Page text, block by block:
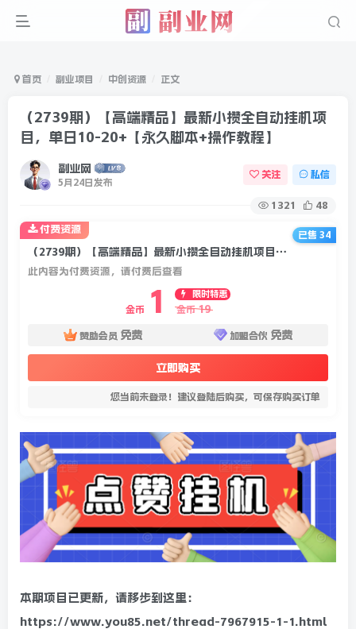
首页 副业项目 中创资源 正文
（2739期）【高端精品】最新小攒全自动挂机项
目，单日10-20+【永久脚本+操作教程】
副业网
5月24日发布
关注 私信
1321 48
（2739期）【高端精品】最新小攒全自动挂机项目，单日10-20+【永久脚本+操作教程】
此内容为付费资源，请付费后查看
金币 1
限时特惠
金币 19
赞助会员 免费 加盟合伙 免费
立即购买
您当前未登录！建议登陆后购买，可保存购买订单
付费资源
已售 34
本期项目已更新，请移步到这里：
https://www.you85.net/thread-7967915-1-1.html